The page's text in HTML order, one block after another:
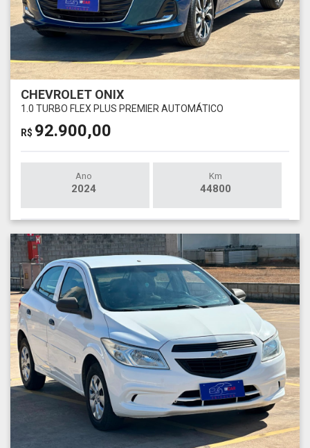
CHEVROLET ONIX
1.0 TURBO FLEX PLUS PREMIER AUTOMÁTICO
R$ 92.900,00
Ano
2024
Km
44800